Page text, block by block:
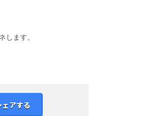
ます。
ェアする